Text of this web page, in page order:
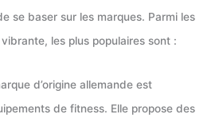
se baser sur les marques. Parmi les
les plus populaires sont :
d’origine allemande est
de fitness. Elle propose des